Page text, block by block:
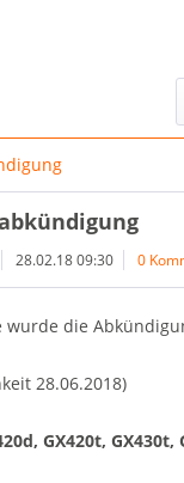
28.02.18 09:30 0
die
28.06.2018)
GX420t, GX430t,